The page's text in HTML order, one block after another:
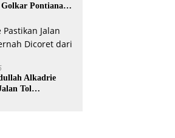
Pontianak,
Alkadrie
Tol